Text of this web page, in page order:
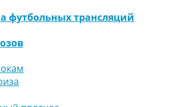
футбольных трансляций